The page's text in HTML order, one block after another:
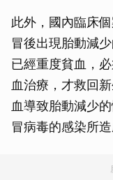
此外，國內臨床
冒後出現胎動減
已經重度貧血，
血治療，才救回
血導致胎動減少
冒病毒的感染所造